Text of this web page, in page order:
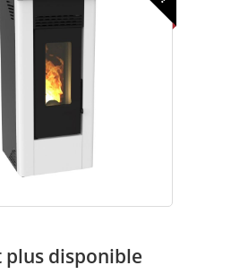
plus disponible